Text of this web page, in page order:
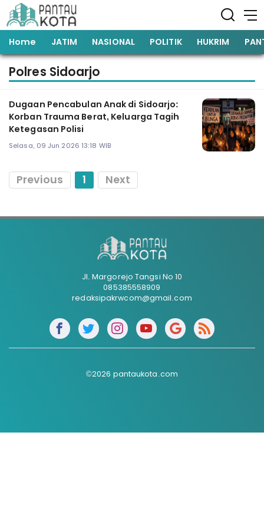
Home JATIM NASIONAL POLITIK HUKRIM
Polres Sidoarjo
Dugaan Pencabulan Anak di Sidoarjo:
Korban Trauma Berat, Keluarga Tagih
Ketegasan Polisi
Selasa, 09 Jun 2026 13:18 WIB
Previous 1 Next
Jl. Margorejo Tangsi No 10
085385558909
redaksipakrwcom@gmail.com
©2026 pantaukota.com